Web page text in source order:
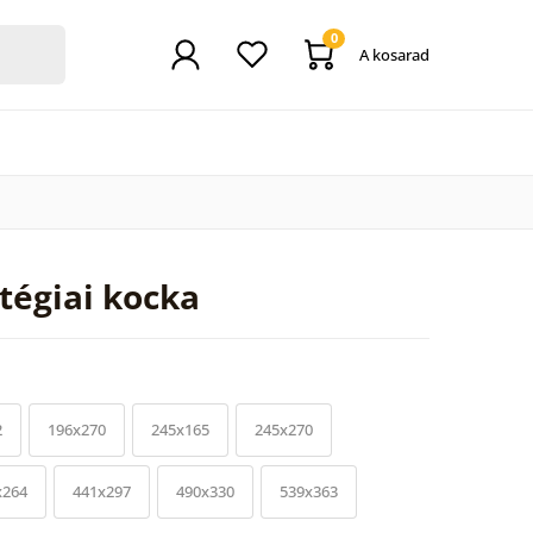
0
A kosarad
kocka
196x270 245x165 245x270
441x297 490x330 539x363